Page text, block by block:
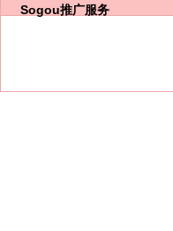
Sogou推广服务